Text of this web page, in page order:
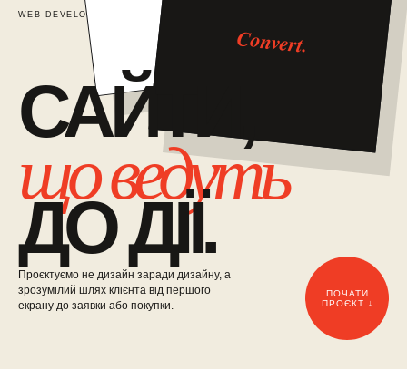
WEB DEVELOPMENT / 01
САЙТИ,
що ведуть
ДО ДІЇ.
Convert.
Проєктуємо не дизайн заради дизайну, а
зрозумілий шлях клієнта від першого
екрану до заявки або покупки.
ПОЧАТИ
ПРОЄКТ ↓